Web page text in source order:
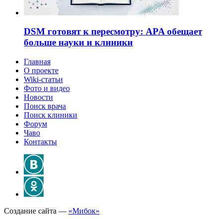
DSM готовят к пересмотру: APA обещает
больше науки и клиники
Главная
О проекте
Wiki-статьи
Фото и видео
Новости
Поиск врача
Поиск клиники
Форум
Чаво
Контакты
Создание сайта — «Мибок»